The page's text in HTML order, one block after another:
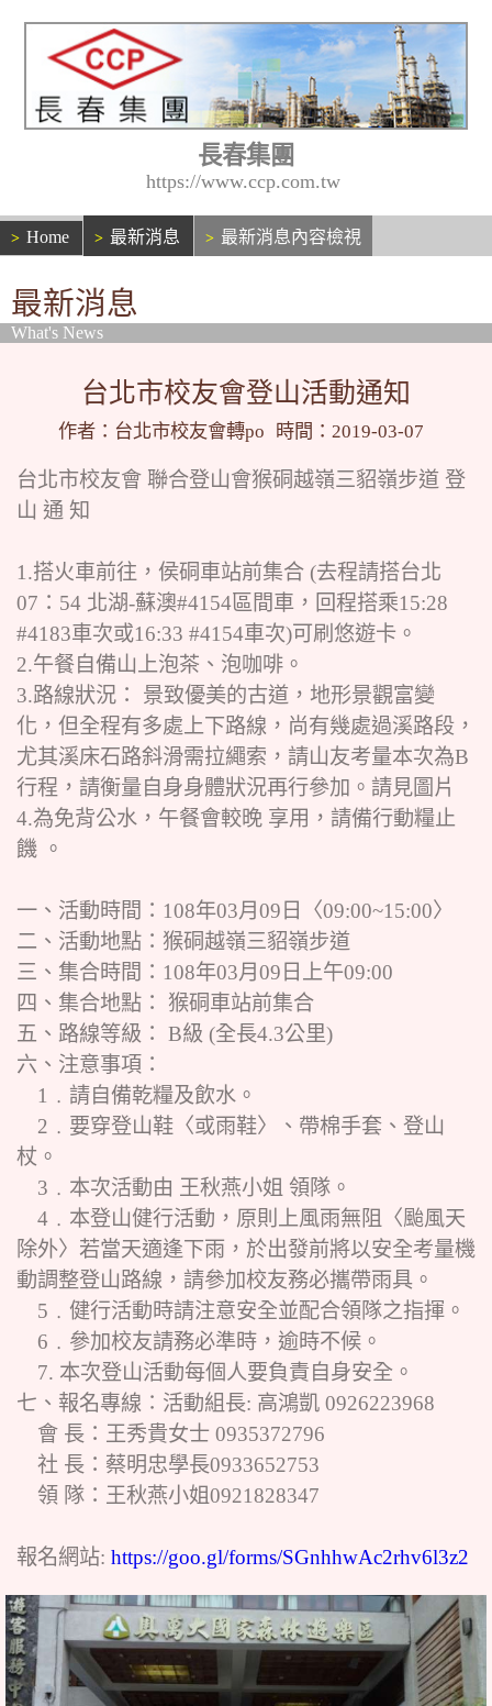
長春集團
https://www.ccp.com.tw
Home 最新消息 最新消息內容檢視
最新消息
What's News
台北市校友會登山活動通知
作者：台北市校友會轉po 時間：2019-03-07
台北市校友會 聯合登山會猴硐越嶺三貂嶺步道 登
山 通 知
1.搭火車前往，侯硐車站前集合 (去程請搭台北
07：54 北湖-蘇澳#4154區間車，回程搭乘15:28
#4183車次或16:33 #4154車次)可刷悠遊卡。
2.午餐自備山上泡茶、泡咖啡。
3.路線狀況： 景致優美的古道，地形景觀富變
化，但全程有多處上下路線，尚有幾處過溪路段，
尤其溪床石路斜滑需拉繩索，請山友考量本次為B
行程，請衡量自身身體狀況再行參加。請見圖片
4.為免背公水，午餐會較晚 享用，請備行動糧止
饑 。
一、活動時間：108年03月09日〈09:00~15:00〉
二、活動地點：猴硐越嶺三貂嶺步道
三、集合時間：108年03月09日上午09:00
四、集合地點： 猴硐車站前集合
五、路線等級： B級 (全長4.3公里)
六、注意事項：
1﹒請自備乾糧及飲水。
2﹒要穿登山鞋〈或雨鞋〉、帶棉手套、登山
杖。
3﹒本次活動由 王秋燕小姐 領隊。
4﹒本登山健行活動，原則上風雨無阻〈颱風天
除外〉若當天適逢下雨，於出發前將以安全考量機
動調整登山路線，請參加校友務必攜帶雨具。
5﹒健行活動時請注意安全並配合領隊之指揮。
6﹒參加校友請務必準時，逾時不候。
7. 本次登山活動每個人要負責自身安全。
七、報名專線∶活動組長: 高鴻凱 0926223968
會 長：王秀貴女士 0935372796
社 長：蔡明忠學長0933652753
領 隊：王秋燕小姐0921828347
報名網站: https://goo.gl/forms/SGnhhwAc2rhv6l3z2